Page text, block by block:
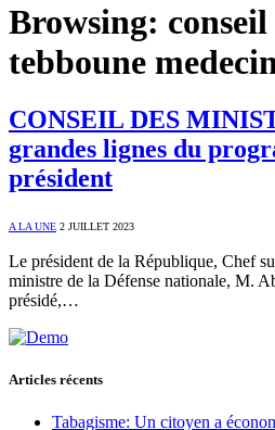
Browsing:
tebboune
CONSEIL DES
grandes lignes du
président
A LA UNE 2 JUILLET 2023
Le président de la République, Chef
ministre de la Défense nationale, M.
présidé,…
Articles récents
Tabagisme: Un citoyen a